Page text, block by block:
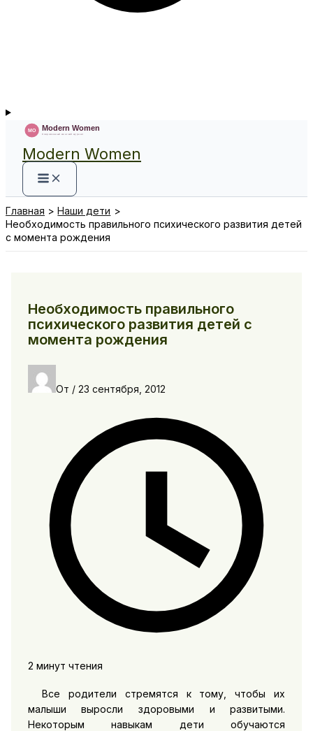
Modern Women
Главная
Наши дети
Необходимость правильного психического развития детей
с момента рождения
Необходимость правильного
психического развития детей с
момента рождения
От / 23 сентября, 2012
2 минут чтения
Все родители стремятся к тому, чтобы их
малыши выросли здоровыми и развитыми.
Некоторым навыкам дети обучаются